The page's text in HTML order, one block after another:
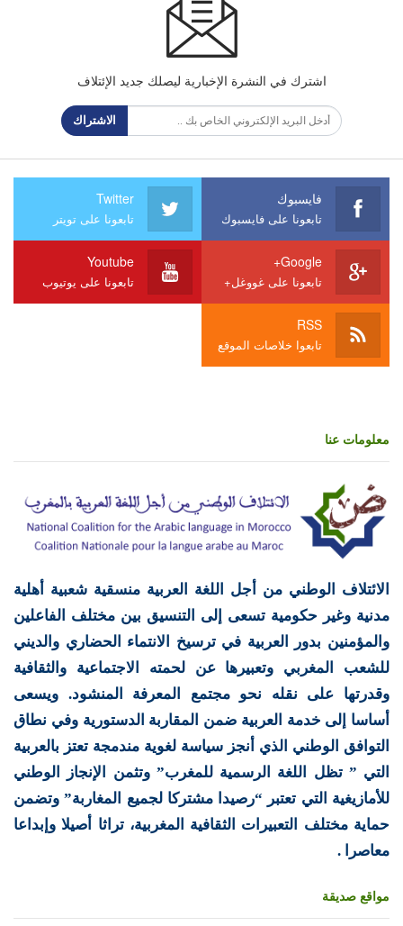
اشترك في النشرة الإخبارية ليصلك جديد الإئتلاف
الاشتراك
فايسبوك
تابعونا على فايسبوك
Twitter
تابعونا على تويتر
Google+
تابعونا على غووغل+
Youtube
تابعونا على يوتيوب
RSS
تابعوا خلاصات الموقع
معلومات عنا
الائتلاف الوطني من أجل اللغة العربية منسقية شعبية أهلية
مدنية وغير حكومية تسعى إلى التنسيق بين مختلف الفاعلين
والمؤمنين بدور العربية في ترسيخ الانتماء الحضاري والديني
للشعب المغربي وتعبيرها عن لحمته الاجتماعية والثقافية
وقدرتها على نقله نحو مجتمع المعرفة المنشود. ويسعى
أساسا إلى خدمة العربية ضمن المقاربة الدستورية وفي نطاق
التوافق الوطني الذي أنجز سياسة لغوية مندمجة تعتز بالعربية
التي ” تظل اللغة الرسمية للمغرب” وتثمن الإنجاز الوطني
للأمازيغية التي تعتبر “رصيدا مشتركا لجميع المغاربة” وتضمن
حماية مختلف التعبيرات الثقافية المغربية، تراثا أصيلا وإبداعا
معاصرا .
مواقع صديقة